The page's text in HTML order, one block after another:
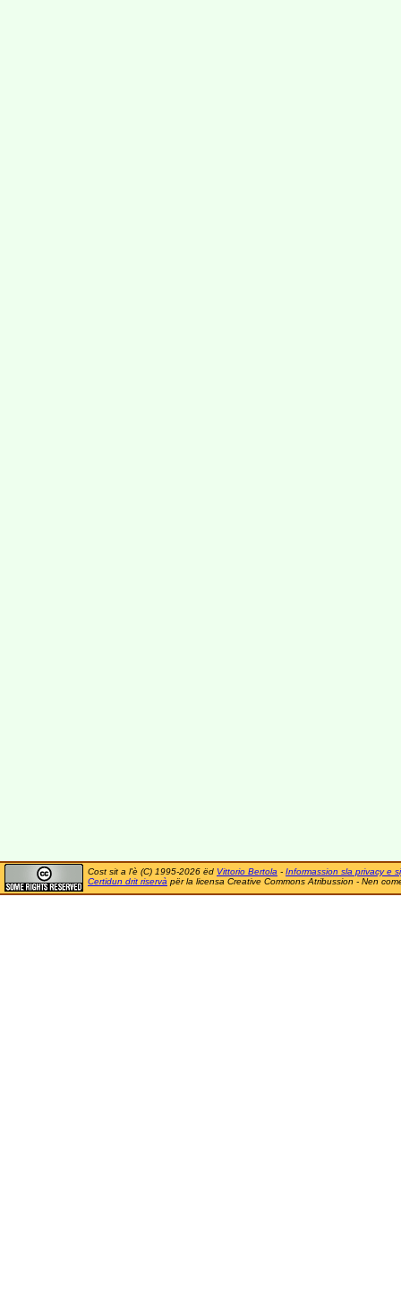
Cost sit a l'è (C) 1995-2026 ëd Vittorio Bertola - Informassion sla privacy e
Certidun drit riservà për la licensa Creative Commons Atribussion - Nen